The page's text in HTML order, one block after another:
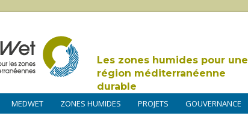
Les zones humides pour une
région méditerranéenne
durable
MEDWET ZONES HUMIDES PROJETS GOUVERNANCE